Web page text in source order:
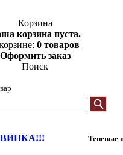
Корзина
корзина пуста.
0 товаров
Оформить заказ
Поиск
Теневые